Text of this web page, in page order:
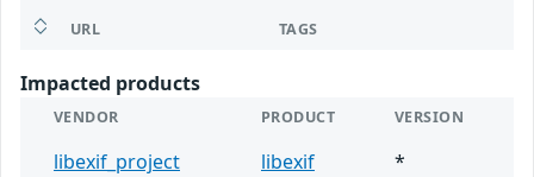
URL TAGS
Impacted products
VENDOR PRODUCT VERSION
libexif_project libexif
*